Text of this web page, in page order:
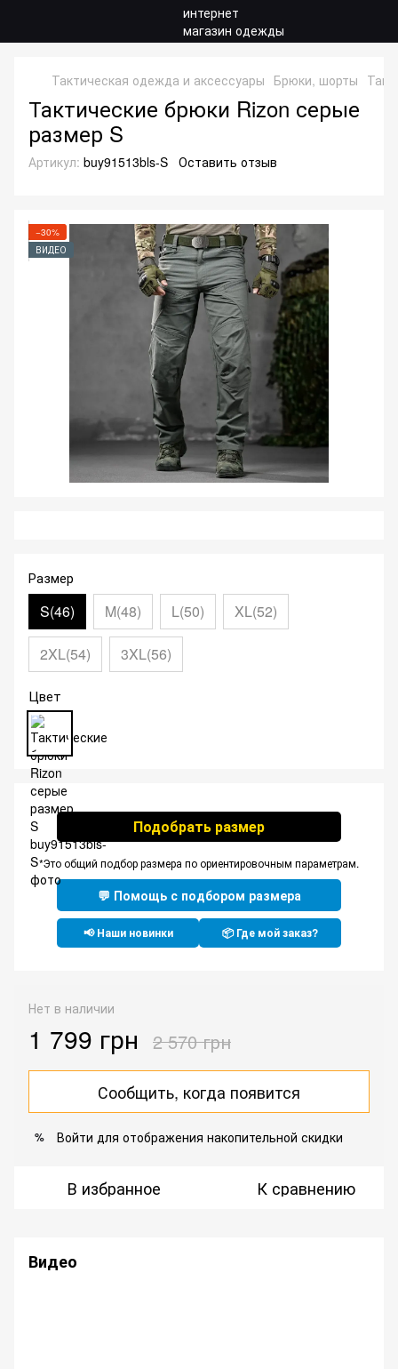
Тактическая одежда и аксессуары Брюки, шорты
Тактические брюки Rizon серые
размер S
Артикул: buy91513bls-S Оставить отзыв
−30%
ВИДЕО
Размер
S(46) M(48) L(50) XL(52)
2XL(54) 3XL(56)
Цвет
Подобрать размер
*Это общий подбор размера по ориентировочным параметрам.
💬 Помощь с подбором размера
📢 Наши новинки 📦 Где мой заказ?
Нет в наличии
1 799 грн 2 570 грн
Сообщить, когда появится
% Войти для отображения накопительной скидки
В избранное К сравнению
Видео